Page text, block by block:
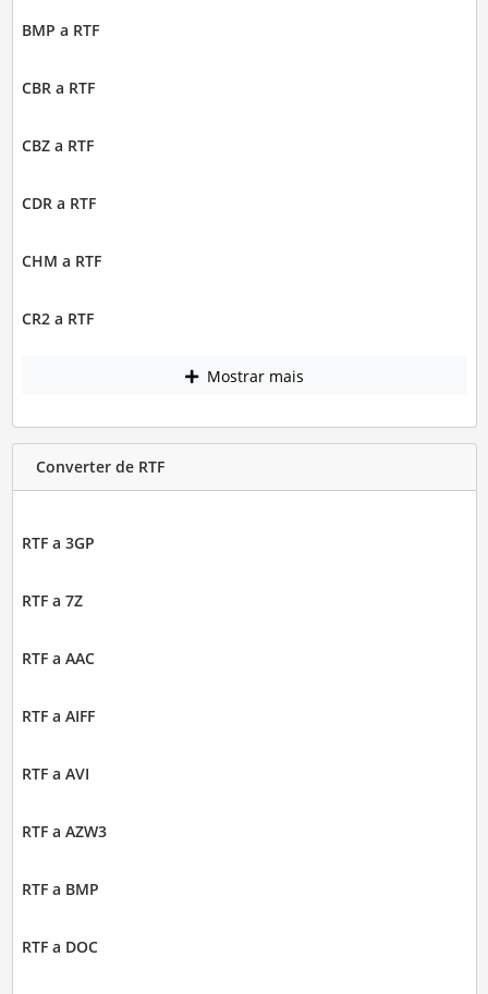
BMP a RTF
CBR a RTF
CBZ a RTF
CDR a RTF
CHM a RTF
CR2 a RTF
Mostrar mais
Converter de RTF
RTF a 3GP
RTF a 7Z
RTF a AAC
RTF a AIFF
RTF a AVI
RTF a AZW3
RTF a BMP
RTF a DOC